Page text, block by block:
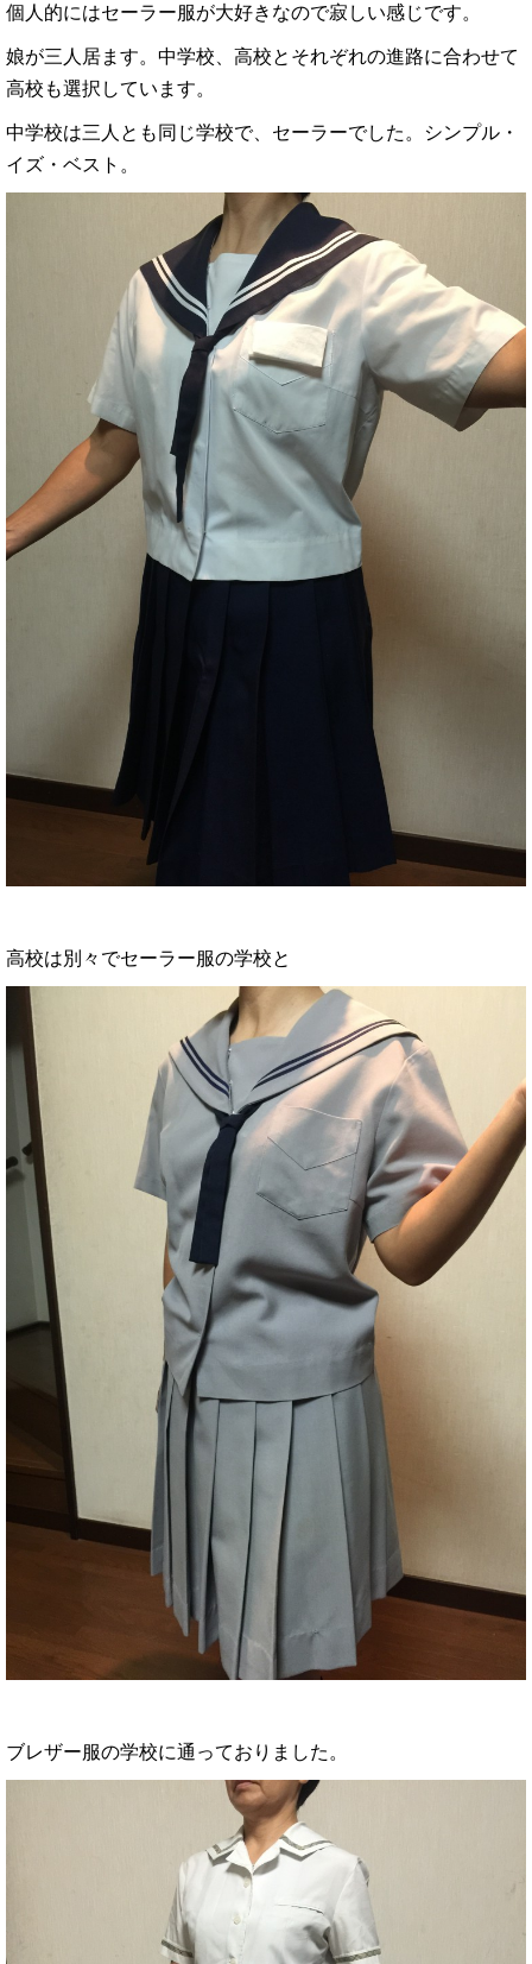
個人的にはセーラー服が大好きなので寂しい感じです。
娘が三人居ます。中学校、高校とそれぞれの進路に合わせて
高校も選択しています。
中学校は三人とも同じ学校で、セーラーでした。シンプル・
イズ・ベスト。
高校は別々でセーラー服の学校と
ブレザー服の学校に通っておりました。